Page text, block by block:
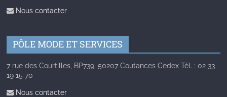
Nous contacter
PÔLE MODE ET SERVICES
7 rue des Courtilles, BP739, 50207 Coutances Cedex Tél. : 02 33
19 15 70
Nous contacter